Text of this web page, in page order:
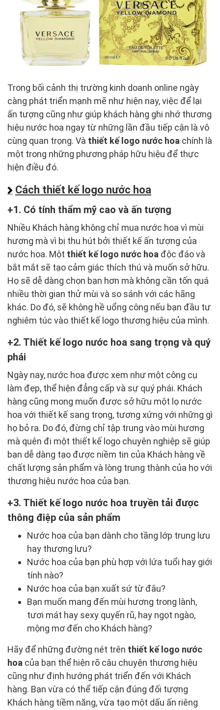
Trong bối cảnh thị trường kinh doanh online ngày
càng phát triển mạnh mẽ như hiện nay, việc để lại
ấn tượng cũng như giúp khách hàng ghi nhớ thương
hiệu nước hoa ngay từ những lần đầu tiếp cận là vô
cùng quan trọng. Và thiết kế logo nước hoa chính là
một trong những phương pháp hữu hiệu để thực
hiện điều đó.
Cách thiết kế logo nước hoa
1. Có tính thẩm mỹ cao và ấn tượng
Nhiều Khách hàng không chỉ mua nước hoa vì mùi
hương mà vì bị thu hút bởi thiết kế ấn tượng của
nước hoa. Một thiết kế logo nước hoa độc đáo và
bắt mắt sẽ tạo cảm giác thích thú và muốn sở hữu.
Họ sẽ dễ dàng chọn bạn hơn mà không cần tốn quá
nhiều thời gian thử mùi và so sánh với các hãng
khác. Do đó, sẽ không hề uổng công nếu bạn đầu tư
nghiêm túc vào thiết kế logo thương hiệu của mình.
2. Thiết kế logo nước hoa sang trọng và quý
phái
Ngày nay, nước hoa được xem như một công cụ
làm đẹp, thể hiện đẳng cấp và sự quý phái. Khách
hàng cũng mong muốn được sở hữu một lọ nước
hoa với thiết kế sang trọng, tương xứng với những gì
họ bỏ ra. Do đó, đừng chỉ tập trung vào mùi hương
mà quên đi một thiết kế logo chuyên nghiệp sẽ giúp
bạn dễ dàng tạo được niềm tin của Khách hàng về
chất lượng sản phẩm và lòng trung thành của họ với
thương hiệu nước hoa của bạn.
3. Thiết kế logo nước hoa truyền tải được
thông điệp của sản phẩm
Nước hoa của bạn dành cho tầng lớp trung lưu
hay thượng lưu?
Nước hoa của bạn phù hợp với lứa tuổi hay giới
tính nào?
Nước hoa của bạn xuất sứ từ đâu?
Bạn muốn mang đến mùi hương trong lành,
tươi mát hay sexy quyến rũ, hay ngọt ngào,
mộng mơ đến cho Khách hàng?
Hãy để những đường nét trên thiết kế logo nước
hoa của bạn thể hiện rõ câu chuyện thương hiệu
cũng như định hướng phát triển đến với Khách
hàng. Bạn vừa có thể tiếp cận đúng đối tượng
Khách hàng tiềm năng, vừa tạo một dấu ấn riêng